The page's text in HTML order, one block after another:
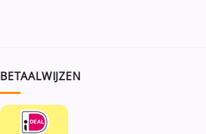
BETAALWIJZEN